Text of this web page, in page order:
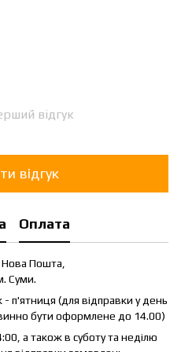
відгук
відгук
Оплата
Нова Пошта,
Суми.
п'ятниця (для відправки у день
бути оформлене до 14.00)
а також в суботу та неділю